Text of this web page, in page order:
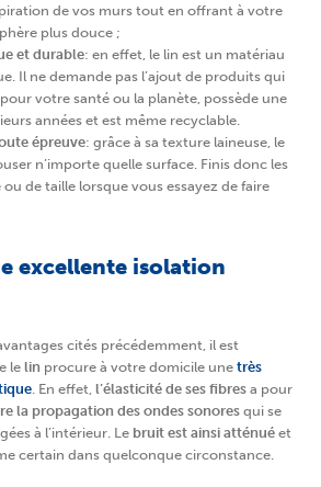
de vos murs tout en offrant à votre
plus douce ;
et durable: en effet, le lin est un matériau
Il ne demande pas l’ajout de produits qui
votre santé ou la planète, possède une
années et est même recyclable.
épreuve: grâce à sa texture laineuse, le
n’importe quelle surface. Finis donc les
ou de taille lorsque vous essayez de faire
excellente isolation
cités précédemment, il est
le lin procure à votre domicile une très
. En effet, l’élasticité de ses fibres a pour
la propagation des ondes sonores qui se
à l’intérieur. Le bruit est ainsi atténué et
certain dans quelconque circonstance.